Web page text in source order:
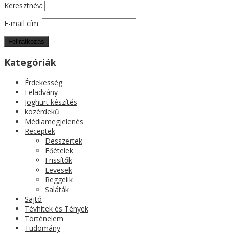
Keresztnév:
E-mail cím:
Kategóriák
Érdekesség
Feladvány
Joghurt készítés
közérdekű
Médiamegjelenés
Receptek
Desszertek
Főételek
Frissítők
Levesek
Reggelik
Saláták
Sajtó
Tévhitek és Tények
Történelem
Tudomány